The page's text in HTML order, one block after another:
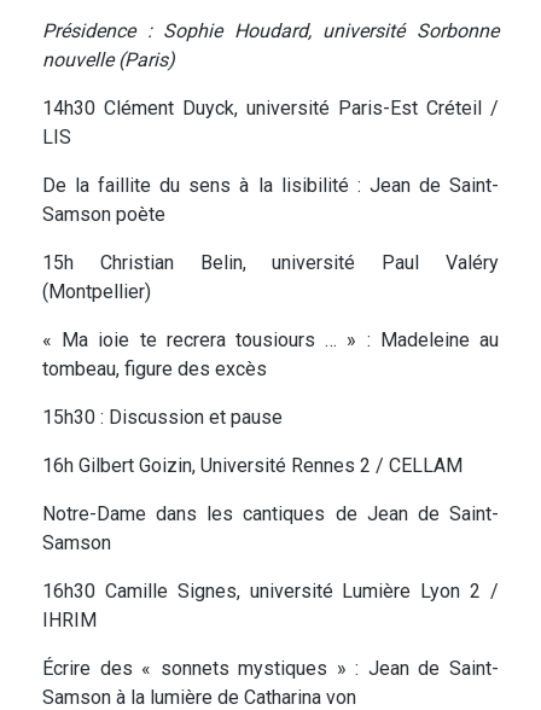
Présidence : Sophie Houdard, université Sorbonne
nouvelle (Paris)
14h30 Clément Duyck, université Paris-Est Créteil /
LIS
De la faillite du sens à la lisibilité : Jean de Saint-
Samson poète
15h Christian Belin, université Paul Valéry
(Montpellier)
« Ma ioie te recrera tousiours … » : Madeleine au
tombeau, figure des excès
15h30 : Discussion et pause
16h Gilbert Goizin, Université Rennes 2 / CELLAM
Notre-Dame dans les cantiques de Jean de Saint-
Samson
16h30 Camille Signes, université Lumière Lyon 2 /
IHRIM
Écrire des « sonnets mystiques » : Jean de Saint-
Samson à la lumière de Catharina von